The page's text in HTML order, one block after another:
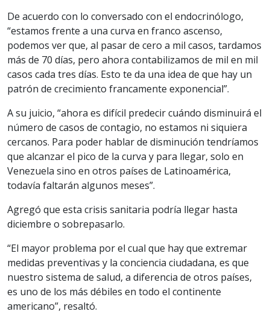
De acuerdo con lo conversado con el endocrinólogo,
“estamos frente a una curva en franco ascenso,
podemos ver que, al pasar de cero a mil casos, tardamos
más de 70 días, pero ahora contabilizamos de mil en mil
casos cada tres días. Esto te da una idea de que hay un
patrón de crecimiento francamente exponencial”.
A su juicio, “ahora es difícil predecir cuándo disminuirá el
número de casos de contagio, no estamos ni siquiera
cercanos. Para poder hablar de disminución tendríamos
que alcanzar el pico de la curva y para llegar, solo en
Venezuela sino en otros países de Latinoamérica,
todavía faltarán algunos meses”.
Agregó que esta crisis sanitaria podría llegar hasta
diciembre o sobrepasarlo.
“El mayor problema por el cual que hay que extremar
medidas preventivas y la conciencia ciudadana, es que
nuestro sistema de salud, a diferencia de otros países,
es uno de los más débiles en todo el continente
americano”, resaltó.